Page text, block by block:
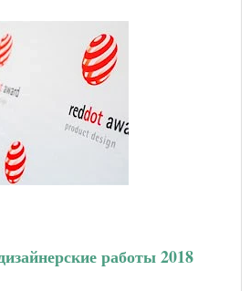
работы 2018